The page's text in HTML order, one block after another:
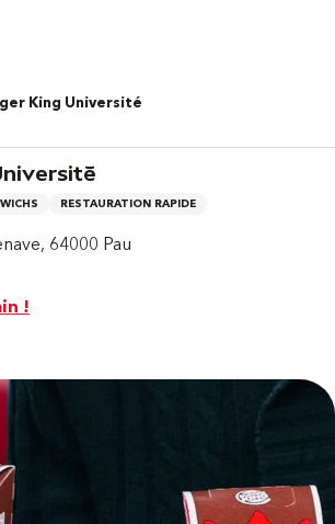
King Université
RESTAURATION RAPIDE
64000 Pau
!
aux favoris